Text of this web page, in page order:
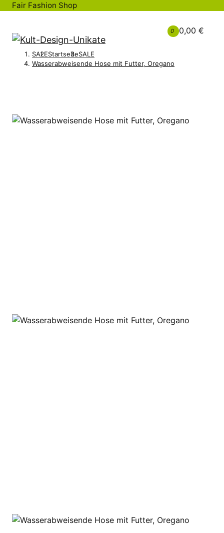
Fair Fashion Shop
0 0,00 €
SALEStartseiteSALE
Wasserabweisende Hose mit Futter, Oregano